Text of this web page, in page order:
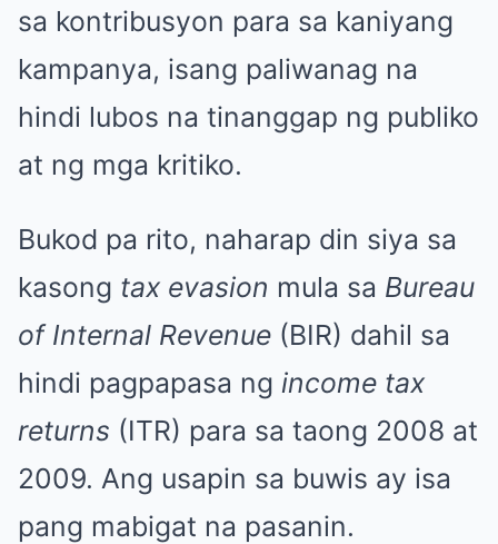
sa kontribusyon para sa kaniyang
kampanya, isang paliwanag na
hindi lubos na tinanggap ng publiko
at ng mga kritiko.
Bukod pa rito, naharap din siya sa
kasong tax evasion mula sa Bureau
of Internal Revenue (BIR) dahil sa
hindi pagpapasa ng income tax
returns (ITR) para sa taong 2008 at
2009. Ang usapin sa buwis ay isa
pang mabigat na pasanin.